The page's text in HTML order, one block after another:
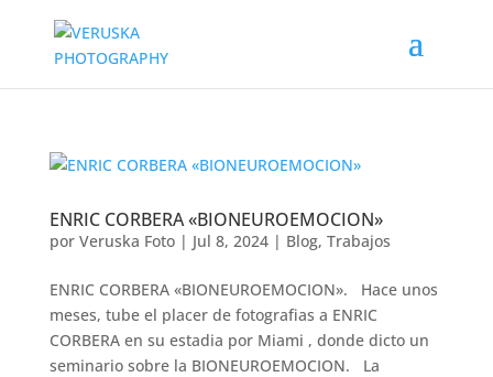
ENRIC CORBERA «BIONEUROEMOCION»
por Veruska Foto| Jul 8, 2024| Blog, Trabajos
ENRIC CORBERA «BIONEUROEMOCION». Hace unos
meses, tube el placer de fotografias a ENRIC
CORBERA en su estadia por Miami , donde dicto un
seminario sobre la BIONEUROEMOCION. La